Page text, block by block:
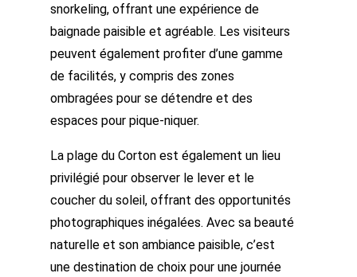
snorkeling, offrant une expérience de
baignade paisible et agréable. Les visiteurs
peuvent également profiter d’une gamme
de facilités, y compris des zones
ombragées pour se détendre et des
espaces pour pique-niquer.
La plage du Corton est également un lieu
privilégié pour observer le lever et le
coucher du soleil, offrant des opportunités
photographiques inégalées. Avec sa beauté
naturelle et son ambiance paisible, c’est
une destination de choix pour une journée